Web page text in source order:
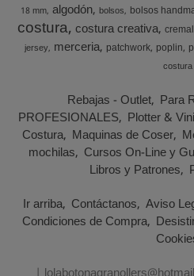
18 mm algodón bolsos bolsos
costura costura creativa
jersey merceria patchwork poplin
costura
Rebajas - Outlet Para
PROFESIONALES Plotter &
Costura Maquinas de Coser
mochilas Cursos On-Line y
Libros y Patrones
Ir arriba Contáctanos Aviso
Condiciones de Compra